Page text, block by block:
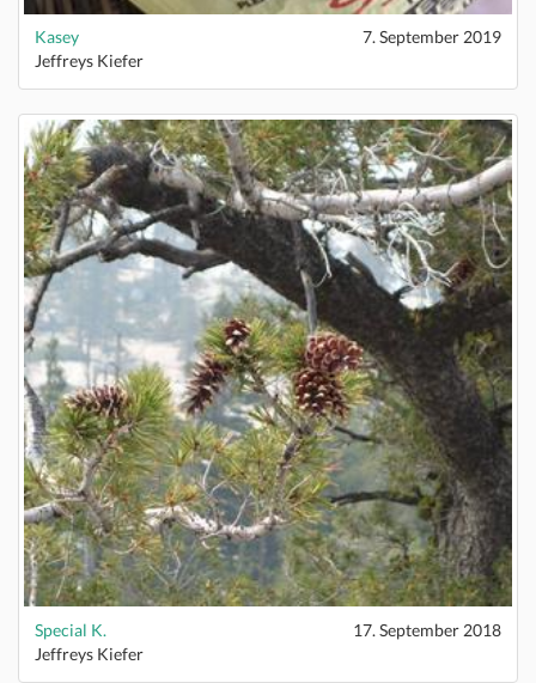
Kasey
7. September 2019
Jeffreys Kiefer
Special K.
17. September 2018
Jeffreys Kiefer